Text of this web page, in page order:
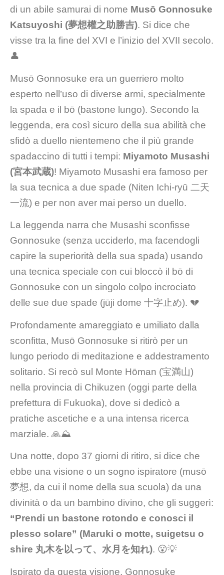
di un abile samurai di nome Musō Gonnosuke
Katsuyoshi (夢想權之助勝吉). Si dice che
visse tra la fine del XVI e l’inizio del XVII secolo.
👤
Musō Gonnosuke era un guerriero molto
esperto nell’uso di diverse armi, specialmente
la spada e il bō (bastone lungo). Secondo la
leggenda, era così sicuro della sua abilità che
sfidò a duello nientemeno che il più grande
spadaccino di tutti i tempi: Miyamoto Musashi
(宮本武蔵)! Miyamoto Musashi era famoso per
la sua tecnica a due spade (Niten Ichi-ryū 二天
一流) e per non aver mai perso un duello.
La leggenda narra che Musashi sconfisse
Gonnosuke (senza ucciderlo, ma facendogli
capire la superiorità della sua spada) usando
una tecnica speciale con cui bloccò il bō di
Gonnosuke con un singolo colpo incrociato
delle sue due spade (jūji dome 十字止め). 💔
Profondamente amareggiato e umiliato dalla
sconfitta, Musō Gonnosuke si ritirò per un
lungo periodo di meditazione e addestramento
solitario. Si recò sul Monte Hōman (宝満山)
nella provincia di Chikuzen (oggi parte della
prefettura di Fukuoka), dove si dedicò a
pratiche ascetiche e a una intensa ricerca
marziale. 🙏⛰️
Una notte, dopo 37 giorni di ritiro, si dice che
ebbe una visione o un sogno ispiratore (musō
夢想, da cui il nome della sua scuola) da una
divinità o da un bambino divino, che gli suggerì:
“Prendi un bastone rotondo e conosci il
plesso solare” (Maruki o motte, suigetsu o
shire 丸木を以って、水月を知れ). 😮💡
Ispirato da questa visione, Gonnosuke